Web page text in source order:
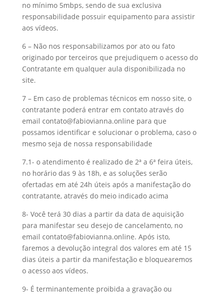
no mínimo 5mbps, sendo de sua exclusiva
responsabilidade possuir equipamento para assistir
aos vídeos.
6 – Não nos responsabilizamos por ato ou fato
originado por terceiros que prejudiquem o acesso do
Contratante em qualquer aula disponibilizada no
site.
7 – Em caso de problemas técnicos em nosso site, o
contratante poderá entrar em contato através do
email contato@fabiovianna.online para que
possamos identificar e solucionar o problema, caso o
mesmo seja de nossa responsabilidade
7.1- o atendimento é realizado de 2ª a 6ª feira úteis,
no horário das 9 às 18h, e as soluções serão
ofertadas em até 24h úteis após a manifestação do
contratante, através do meio indicado acima
8- Você terá 30 dias a partir da data de aquisição
para manifestar seu desejo de cancelamento, no
email contato@fabiovianna.online. Após isto,
faremos a devolução integral dos valores em até 15
dias úteis a partir da manifestação e bloquearemos
o acesso aos vídeos.
9- É terminantemente proibida a gravação ou